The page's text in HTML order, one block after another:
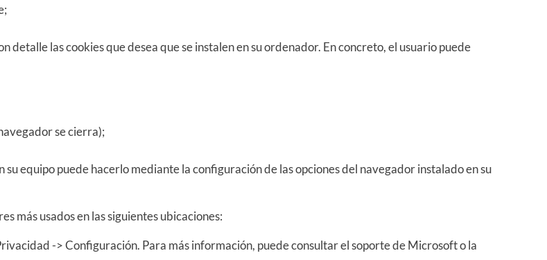
las cookies que desea que se instalen en su ordenador. En concreto, el usuario puede
se cierra);
equipo puede hacerlo mediante la configuración de las opciones del navegador instalado en su
más usados en las siguientes ubicaciones:
-> Configuración. Para más información, puede consultar el soporte de Microsoft o la